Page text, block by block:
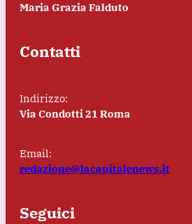
Maria Grazia Falduto
Contatti
Indirizzo:
Via Condotti 21 Roma
Email:
redazione@lacapitalenews.it
Seguici